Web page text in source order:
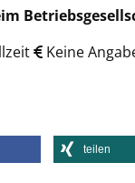
Keine
teilen